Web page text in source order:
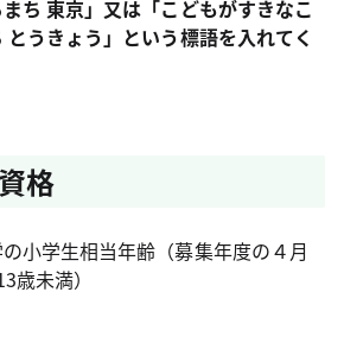
ち 東京」又は「こどもがすきなこ
うきょう」という標語を入れてく
格
小学生相当年齢（募集年度の４月
歳未満）